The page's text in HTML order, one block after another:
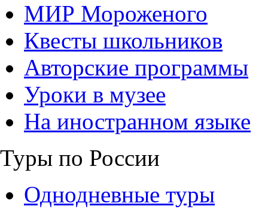
МИР Мороженого
Квесты школьников
Авторские программы
Уроки в музее
На иностранном языке
Туры по России
Однодневные туры